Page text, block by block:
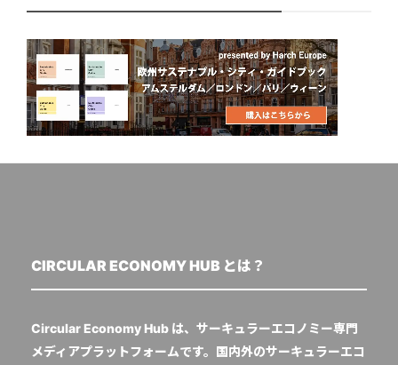
CIRCULAR ECONOMY HUB とは？
Circular Economy Hub は、サーキュラーエコノミー専門
メディアプラットフォームです。国内外のサーキュラーエコ